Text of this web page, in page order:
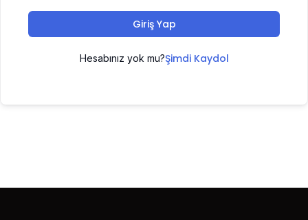
Giriş Yap
Hesabınız yok mu?Şimdi Kaydol